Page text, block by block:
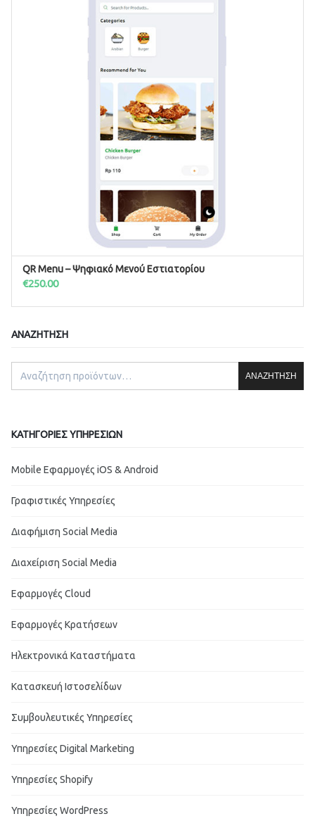
ΠΡΟΣΘΉΚΗ ΣΤΟ ΚΑΛΆΘΙ
QR Menu – Ψηφιακό Μενού Εστιατορίου
€250.00
ΑΝΑΖΉΤΗΣΗ
ΑΝΑΖΉΤΗΣΗ
ΚΑΤΗΓΟΡΊΕΣ ΥΠΗΡΕΣΙΏΝ
Mobile Εφαρμογές iOS & Android
Γραφιστικές Υπηρεσίες
Διαφήμιση Social Media
Διαχείριση Social Media
Εφαρμογές Cloud
Εφαρμογές Κρατήσεων
Ηλεκτρονικά Καταστήματα
Κατασκευή Ιστοσελίδων
Συμβουλευτικές Υπηρεσίες
Υπηρεσίες Digital Marketing
Υπηρεσίες Shopify
Υπηρεσίες WordPress